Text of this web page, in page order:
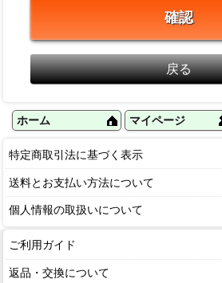
ホーム マイページ
特定商取引法に基づく表示
送料とお支払い方法について
個人情報の取扱いについて
ご利用ガイド
返品・交換について